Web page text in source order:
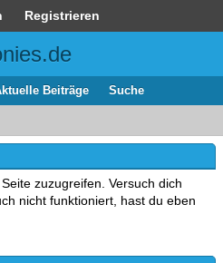
Registrieren
Beiträge Suche
zuzugreifen. Versuch dich
nicht funktioniert, hast du eben